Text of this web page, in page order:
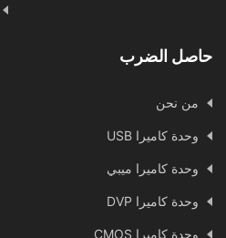
حاصل الضرب
من نحن
وحدة كاميرا USB
وحدة كاميرا ميبي
وحدة كاميرا DVP
وحدة كاميرا CMOS